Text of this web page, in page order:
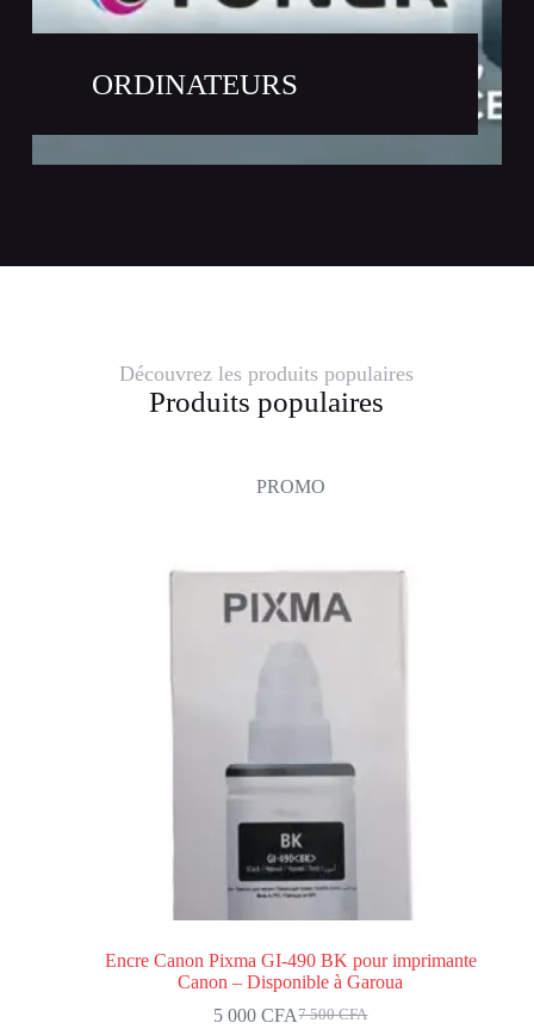
ORDINATEURS
Découvrez les produits populaires
Produits populaires
PROMO
Encre Canon Pixma GI-490 BK pour imprimante
Canon – Disponible à Garoua
7 500CFA
5 000CFA